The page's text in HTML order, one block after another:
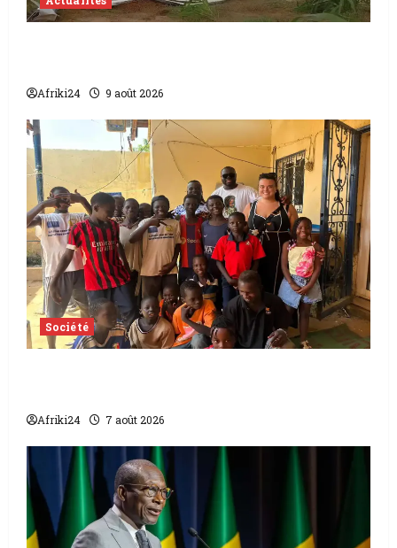
Afriki24 9 août 2026
Société
Afriki24 7 août 2026